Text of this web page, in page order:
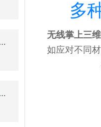
高光谱无损监测技术：精准洞察西红柿成熟程度
激光共聚焦显微镜成像技术的多模式探索与应用
多
无线掌上三
如应对不同